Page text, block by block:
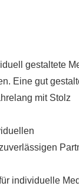
gestaltete
Eine gut
mit Stolz
individuelle